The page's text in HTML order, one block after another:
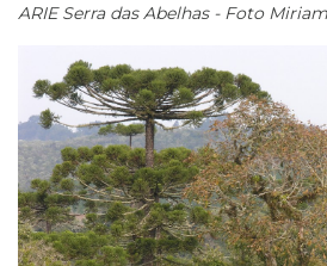
ARIE Serra das Abelhas - Foto